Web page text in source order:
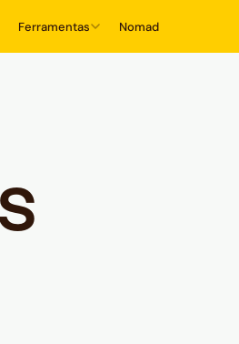
Ferramentas Nomad